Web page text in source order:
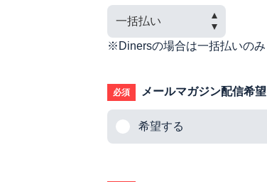
※Dinersの場合は一括払いのみ
必須 メールマガジン配信希望
希望する